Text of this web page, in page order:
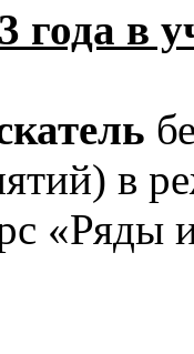
года в
в
«Ряды